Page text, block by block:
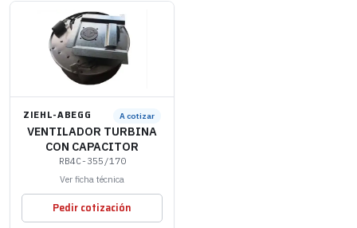
ZIEHL-ABEGG A cotizar
VENTILADOR TURBINA
CON CAPACITOR
RB4C-355/170
Ver ficha técnica
Pedir cotización